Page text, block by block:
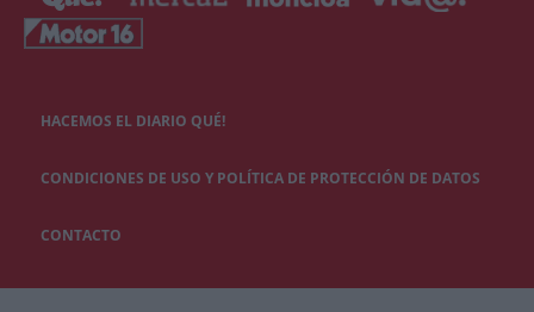
HACEMOS EL DIARIO QUÉ!
CONDICIONES DE USO Y POLÍTICA DE PROTECCIÓN DE DATOS
CONTACTO